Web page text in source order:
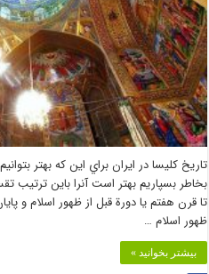
تاريخ كليسا در ايران براي اين كه بهتر
بخاطر بسپاريم بهتر است آنرا باين ترتيب
تا قرن هفتم يا دورة قبل از ظهور اسلام و
ظهور اسلام …
بیشتر بخوانید »